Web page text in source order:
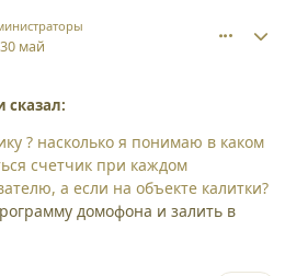
30 май
? насколько я понимаю в каком
счетчик при каждом
а если на объекте калитки?
домофона и залить в